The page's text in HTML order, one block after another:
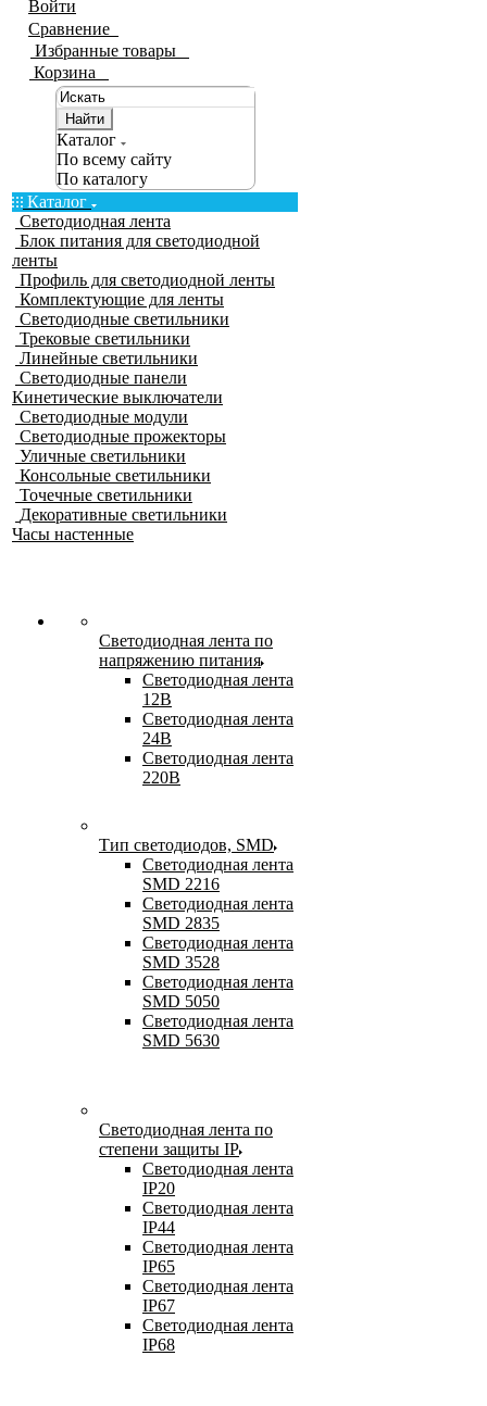
Войти
Сравнение
Избранные товары
Корзина
Найти
Каталог
По всему сайту
По каталогу
Каталог
Светодиодная лента
Блок питания для светодиодной
ленты
Профиль для светодиодной ленты
Комплектующие для ленты
Светодиодные светильники
Трековые светильники
Линейные светильники
Светодиодные панели
Кинетические выключатели
Светодиодные модули
Светодиодные прожекторы
Уличные светильники
Консольные светильники
Точечные светильники
Декоративные светильники
Часы настенные
Светодиодная лента по
напряжению питания
Светодиодная лента
12В
Светодиодная лента
24В
Светодиодная лента
220В
Тип светодиодов, SMD
Cветодиодная лента
SMD 2216
Светодиодная лента
SMD 2835
Светодиодная лента
SMD 3528
Светодиодная лента
SMD 5050
Светодиодная лента
SMD 5630
Светодиодная лента по
степени защиты IP
Светодиодная лента
IP20
Светодиодная лента
IP44
Светодиодная лента
IP65
Светодиодная лента
IP67
Светодиодная лента
IP68